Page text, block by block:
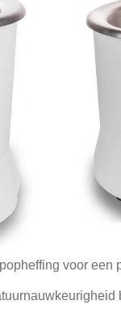
voor een